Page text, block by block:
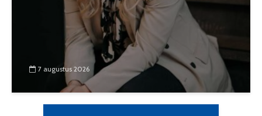
7 augustus 2026